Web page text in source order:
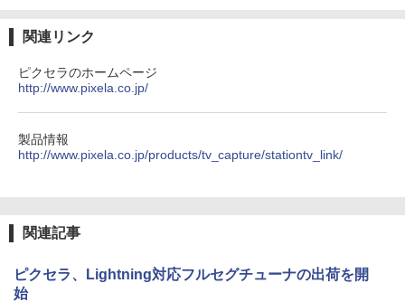
スーパーの裏でヤニ吸うふたり 9巻 (デジタル
関連リンク
ピクセラのホームページ
http://www.pixela.co.jp/
製品情報
http://www.pixela.co.jp/products/tv_capture/stationtv_link/
関連記事
ピクセラ、Lightning対応フルセグチューナの出荷を開
始